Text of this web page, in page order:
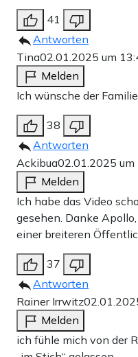
41
Antworten
Tina02.01.2025 um
Melden
Ich wünsche der
38
Antworten
Ackibua02.01.2025
Melden
Ich habe das Video
gesehen. Danke
einer breiteren
37
Antworten
Rainer Irrwitz
Melden
ich fühle mich von der